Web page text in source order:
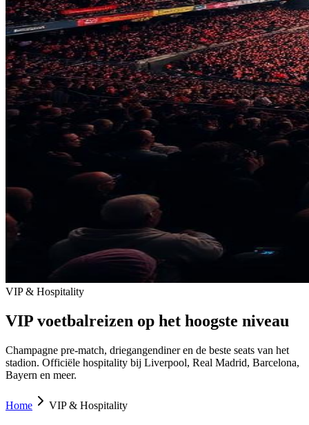
VIP & Hospitality
VIP voetbalreizen op het hoogste niveau
Champagne pre-match, driegangendiner en de beste seats van het
stadion. Officiële hospitality bij Liverpool, Real Madrid, Barcelona,
Bayern en meer.
Home VIP & Hospitality